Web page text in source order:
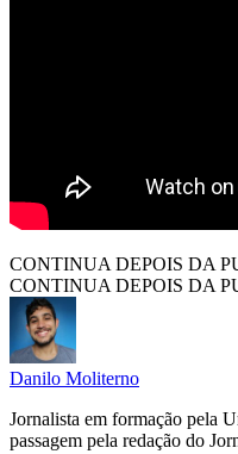
CONTINUA DEPOIS DA
CONTINUA DEPOIS DA
Danilo Moliterno
Jornalista em formação pela
passagem pela redação do